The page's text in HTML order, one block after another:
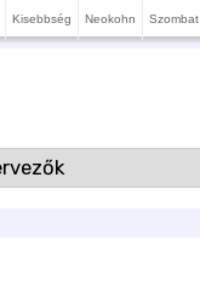
Kisebbség Neokohn Szombat